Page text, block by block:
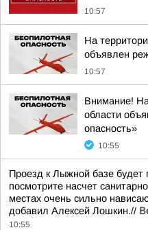
10:57
На
объявлен
10:57
Внимание!
области
опасность»
10:55
Проезд к Лыжной базе будет
посмотрите насчет
местах очень сильно
добавил Алексей Лошкин.//
10:55